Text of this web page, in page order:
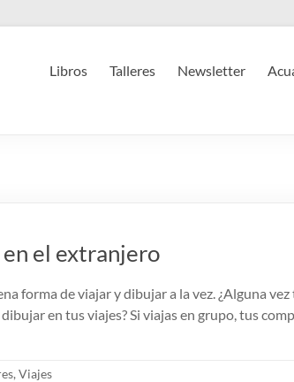
Libros Talleres Newsletter
el extranjero
forma de viajar y dibujar a la vez. ¿Alguna
en tus viajes? Si viajas en grupo, tus
, Viajes